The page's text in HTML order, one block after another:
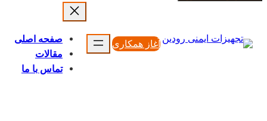
محتوا
آغاز همکاری
صفحه اصلی
مقالات
تماس با ما